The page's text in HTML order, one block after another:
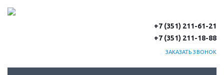
+7 (351) 211-61-21
+7 (351) 211-18-88
ЗАКАЗАТЬ ЗВОНОК